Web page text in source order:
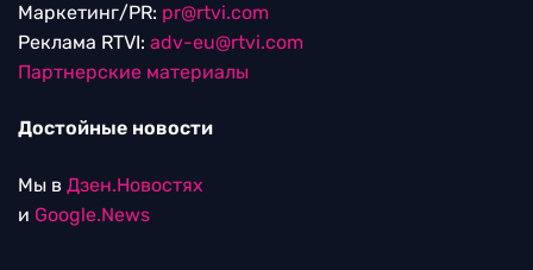
Маркетинг/PR: pr@rtvi.com
Реклама RTVI: adv-eu@rtvi.com
Партнерские материалы
Достойные новости
Мы в Дзен.Новостях
и Google.News